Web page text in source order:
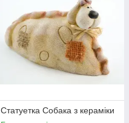
Статуетка Собака з кераміки